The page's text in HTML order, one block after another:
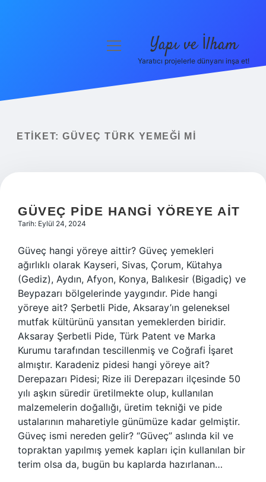
Yasal Uyarı
menüyü
Yapı ve İlham
Yaratıcı projelerle dünyanı inşa et!
ETIKET: GÜVEÇ TÜRK YEMEĞI MI
GÜVEÇ PIDE HANGI YÖREYE AIT
Tarih: Eylül 24, 2024
Güveç hangi yöreye aittir? Güveç yemekleri
ağırlıklı olarak Kayseri, Sivas, Çorum, Kütahya
(Gediz), Aydın, Afyon, Konya, Balıkesir (Bigadiç) ve
Beypazarı bölgelerinde yaygındır. Pide hangi
yöreye ait? Şerbetli Pide, Aksaray’ın geleneksel
mutfak kültürünü yansıtan yemeklerden biridir.
Aksaray Şerbetli Pide, Türk Patent ve Marka
Kurumu tarafından tescillenmiş ve Coğrafi İşaret
almıştır. Karadeniz pidesi hangi yöreye ait?
Derepazarı Pidesi; Rize ili Derepazarı ilçesinde 50
yılı aşkın süredir üretilmekte olup, kullanılan
malzemelerin doğallığı, üretim tekniği ve pide
ustalarının maharetiyle günümüze kadar gelmiştir.
Güveç ismi nereden gelir? “Güveç” aslında kil ve
topraktan yapılmış yemek kapları için kullanılan bir
terim olsa da, bugün bu kaplarda hazırlanan…